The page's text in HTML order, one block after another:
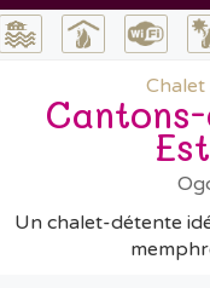
Chalet
Un chalet-détente